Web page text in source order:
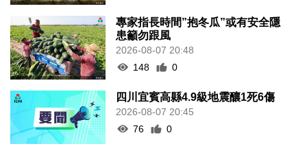
專家指長時間”抱冬瓜”或有安全隱
患籲勿跟風
2026-08-07 20:48
148
0
四川宜賓高縣4.9級地震釀1死6傷
2026-08-07 20:45
76
0